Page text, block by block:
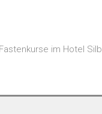
im Hotel